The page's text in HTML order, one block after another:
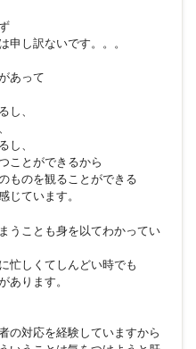
申し訳ないです。。。
あって
し、
し、
ことができるから
ものを観ることができる
じています。
うことも身を以てわかってい
忙しくてしんどい時でも
あります。
の対応を経験していますから